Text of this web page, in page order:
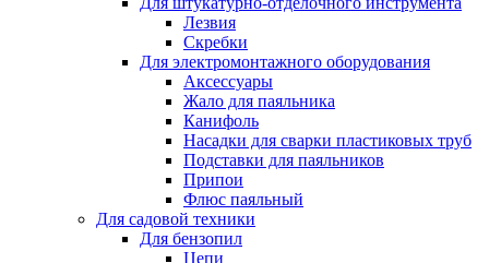
Лезвия
Скребки
Для электромонтажного оборудования
Аксессуары
Жало для паяльника
Канифоль
Насадки для сварки пластиковых труб
Подставки для паяльников
Припои
Флюс паяльный
Для садовой техники
Для бензопил
Цепи